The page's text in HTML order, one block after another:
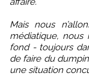
Mais nous
médiatique,
fond - toujours
de faire du
une situation